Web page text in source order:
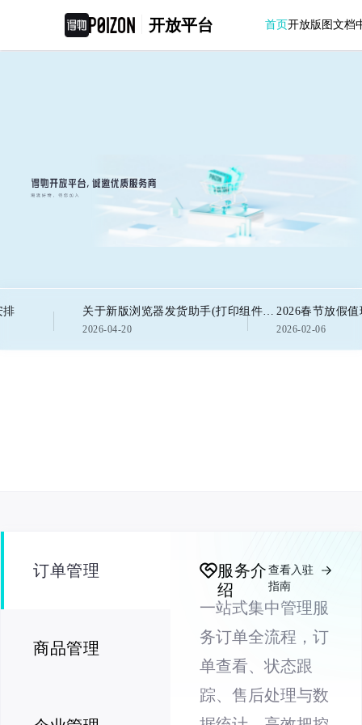
开放平台 首页开放版图 文档
排 关于新版浏览器发货助手(打印组件)连接异常的通知
2026-04-20
2026春节放假
2026-02-06
订单管理
商品管理
服务介
绍
查看入驻
指南
一站式集中管理服
务订单全流程，订
单查看、状态跟
踪、售后处理与数